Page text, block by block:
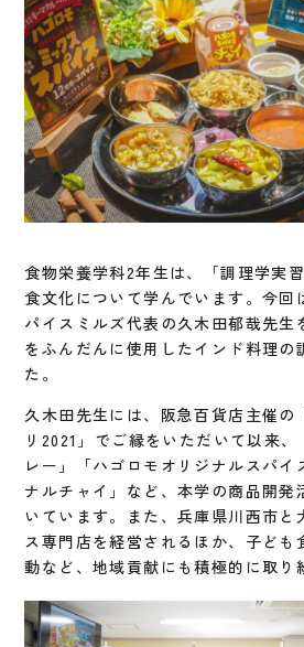
食物栄養学科2年生は、「調理学実
食文化について学んでいます。今回
パイスミルズ代表の久木田郁哉先生
をふんだんに使用したインド料理の
た。
久木田先生には、阪急百貨店主催の
リ2021」でご縁をいただいて以来
レー」「ハゴロモオリジナルスパイ
ナルチャイ」など、本学の商品開発
いています。また、兵庫県川西市と
ス専門店を経営されるほか、子ども
動など、地域貢献にも積極的に取り